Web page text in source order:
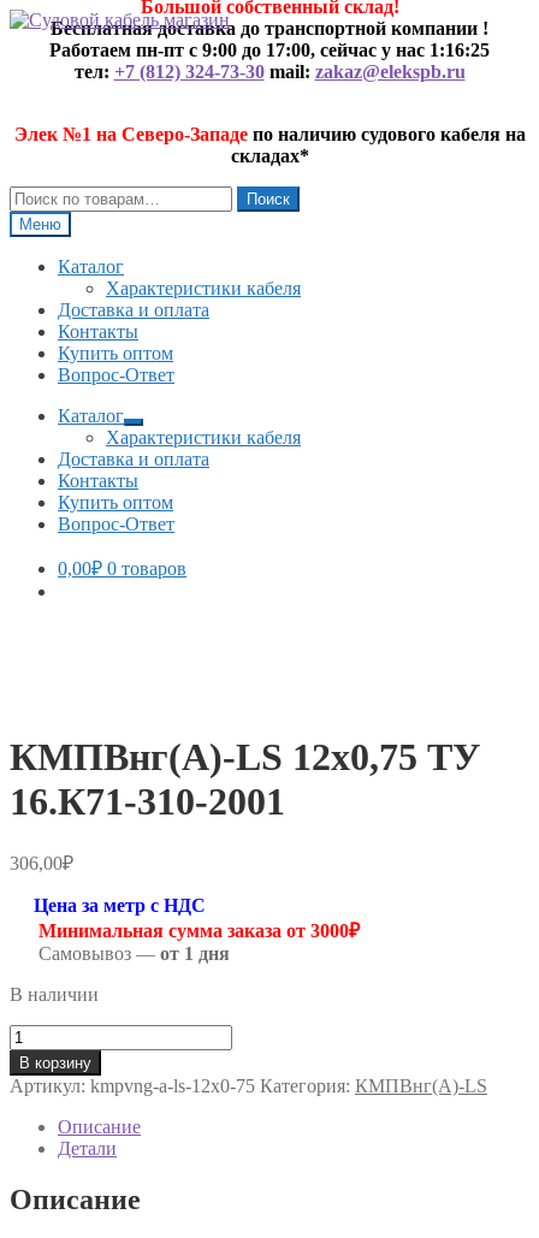
Перейти
навигации
Перейти
содержимому
Большой собственный склад!
Бесплатная доставка до транспортной компании !
Работаем пн-пт с 9:00 до 17:00, сейчас у нас 1:16:26
тел: +7 (812) 324-73-30mail: zakaz@elekspb.ru
Элек №1 на Северо-Западепо наличию судового кабеля на
складах*
Искать:
Поиск
Меню
Каталог
Характеристики кабеля
Доставка и оплата
Контакты
Купить оптом
Вопрос-Ответ
Каталог
Развернутое
вложенное
меню
Характеристики кабеля
Доставка и оплата
Контакты
Купить оптом
Вопрос-Ответ
0,00₽ 0 товаров
КМПВнг(А)-LS 12х0,75 ТУ
16.К71-310-2001
306,00₽
Цена за метр с НДС
Минимальная сумма заказа от 3000₽
Самовывоз — от 1 дня
В наличии
Количество
товара
КМПВнг(А)-
LS
12х0,75
16.К71-
310-
2001
В корзину
Артикул: kmpvng-a-ls-12х0-75 Категория: КМПВнг(А)-LS
Описание
Детали
Описание